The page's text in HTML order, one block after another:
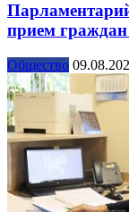
прием
Общество